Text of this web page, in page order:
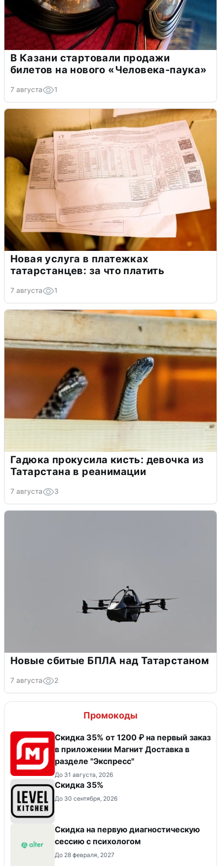
В Казани стартовали продажи
билетов на нового «Человека-паука»
7 августа 1
Новая услуга в платежках
татарстанцев: за что платить
7 августа 1
Гадюка прокусила кисть: девочка из
Татарстана в реанимации
7 августа 3
Новые сбитые БПЛА над Татарстаном
7 августа 2
Промокоды
Скидка 35% от 1200 ₽ на первый заказ
в приложении Магнит Доставка в
разделе "Экспресс"
До 31 августа, 2026
Скидка 35%
До 30 сентября, 2026
Скидка на первую диагностическую
сессию с психологом
До 28 февраля, 2027